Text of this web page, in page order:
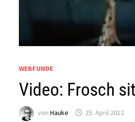
WEBFUNDE
Video: Frosch
vonHauke 25. April 2012